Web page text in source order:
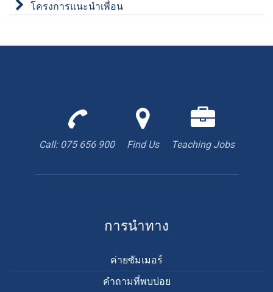
โครงการแนะนำเพื่อน
Call: 075 656 900
to
appointment
Find Us
with
Maps
Teaching Jobs
การนำทาง
ค่ายซัมเมอร์
คำถามที่พบบ่อย